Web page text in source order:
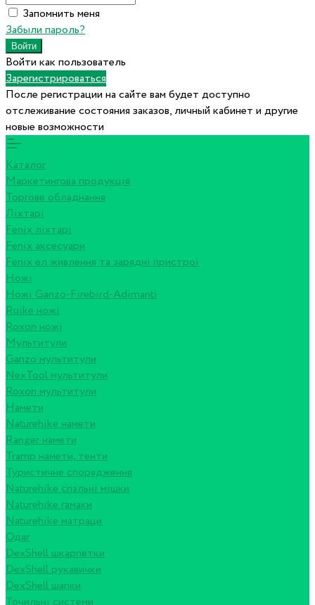
Запомнить меня
Забыли пароль?
Войти как пользователь
Зарегистрироваться
После регистрации на сайте вам будет доступно
отслеживание состояния заказов, личный кабинет и другие
новые возможности
Каталог
Маркетингова продукція
Торгове обладнання
Ліхтарі
Fenix ліхтарі
Fenix аксесуари
Fenix ел живлення та зарядні пристрої
Ножі
Ножі Ganzo-Firebird-Adimanti
Ruike ножі
Roxon ножi
Мультитули
Ganzo мультитули
NexTool мультитули
Roxon мультитули
Намети
Naturehike намети
Ranger намети
Tramp намети, тенти
Туристичне спорядження
Naturehike спальні мішки
Naturehike гамаки
Naturehike матраци
Одяг
DexShell шкарпетки
DexShell рукавички
DexShell шапки